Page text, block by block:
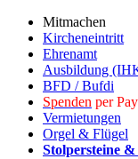
Mitmachen
Kircheneintritt
Ehrenamt
Ausbildung
BFD / Bufdi
Spenden per
Vermietungen
Orgel & Flügel
Stolpersteine